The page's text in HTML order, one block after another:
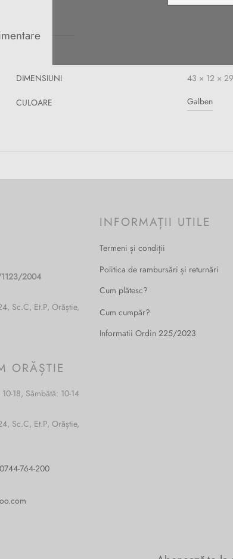
DIMENSIUNI 43 × 12 ×
CULOARE Galben
2004
Sc.C, Et.P, Orăștie,
ORĂȘTIE
18, Sâmbătă: 10-14
Sc.C, Et.P, Orăștie,
0744-764-200
INFORMAȚII UTILE
Termeni și condiții
Politica de rambursări și returnări
Cum plătesc?
Cum cumpăr?
Informatii Ordin 225/2023